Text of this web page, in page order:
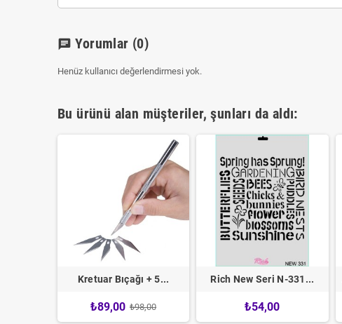
chat Yorumlar (0)
Henüz kullanıcı değerlendirmesi yok.
Bu ürünü alan müşteriler, şunları da aldı:
Kretuar Bıçağı + 5...
₺89,00 ₺98,00
Rich New Seri N-331...
₺54,00